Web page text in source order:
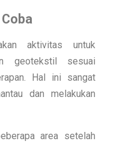
aktivitas untuk
geotekstil sesuai
Hal ini sangat
dan melakukan
area setelah